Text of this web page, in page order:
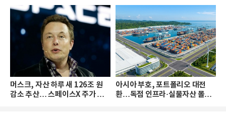
머스크, 자산 하루 새 126조 원
감소 추산… 스페이스X 주가 하
아시아 부호, 포트폴리오 대전
환…독점 인프라·실물자산 몰린